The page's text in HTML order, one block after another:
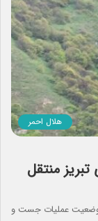
هلال احمر
منتقل
وضعیت عملیات جست و